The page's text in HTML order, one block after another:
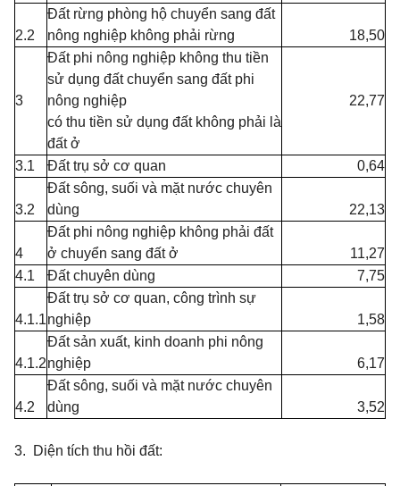
2.2
Đất rừng phòng hộ chuyển sang đất
nông nghiệp không phải rừng
18,50
3
Đất phi nông nghiệp không thu tiền
sử dụng đất chuyển sang đất phi
nông nghiệp
có thu tiền sử dụng đất không phải là
đất ở
22,77
3.1 Đất trụ sở cơ quan 0,64
3.2
Đất sông, suối và mặt nước chuyên
dùng
22,13
4
Đất phi nông nghiệp không phải đất
ở chuyển sang đất ở
11,27
4.1
Đất chuyên dùng 7,75
4.1.1
Đất trụ sở cơ quan, công trình sự
nghiệp
1,58
4.1.2
Đất sản xuất, kinh doanh phi nông
nghiệp
6,17
4.2
Đất sông, suối và mặt nước chuyên
dùng
3,52
3. Diện tích thu hồi đất: